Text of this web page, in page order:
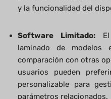
y la funcionalidad del
Software Limitado:El
laminado de modelos
comparación con otras
usuarios pueden
personalizable para
parámetros relacionados.